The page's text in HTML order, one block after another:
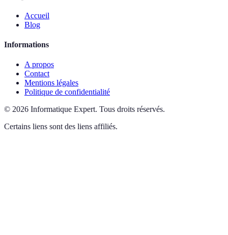
Accueil
Blog
Informations
A propos
Contact
Mentions légales
Politique de confidentialité
© 2026 Informatique Expert. Tous droits réservés.
Certains liens sont des liens affiliés.